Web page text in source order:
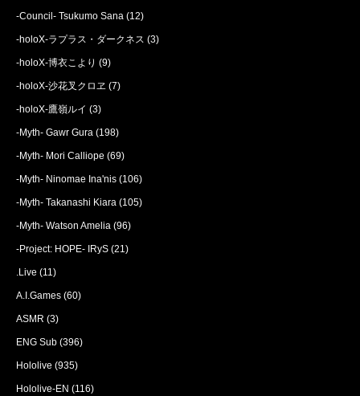
-Council- Tsukumo Sana (12)
-holoX-ラプラス・ダークネス (3)
-holoX-博衣こより (9)
-holoX-沙花叉クロヱ (7)
-holoX-鷹嶺ルイ (3)
-Myth- Gawr Gura (198)
-Myth- Mori Calliope (69)
-Myth- Ninomae Ina'nis (106)
-Myth- Takanashi Kiara (105)
-Myth- Watson Amelia (96)
-Project: HOPE- IRyS (21)
.Live (11)
A.I.Games (60)
ASMR (3)
ENG Sub (396)
Hololive (935)
Hololive-EN (116)